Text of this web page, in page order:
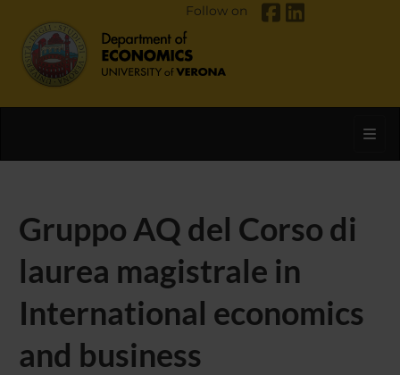
Follow on
Gruppo AQ del Corso di
laurea magistrale in
International economics
and business